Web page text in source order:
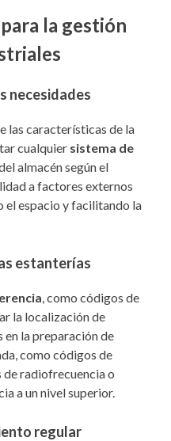
la gestión
necesidades
las características de la
cualquier sistema de
almacén según el
a factores externos
el espacio y facilitando la
estanterías
, como códigos de
la localización de
la preparación de
como códigos de
radiofrecuencia o
a un nivel superior.
regular